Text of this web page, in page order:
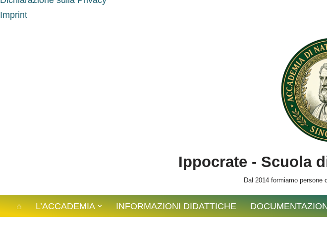
Imprint
Salta al
Ippocrate - Scuola
Dal 2014 formiamo persone
⌂ L’ACCADEMIA INFORMAZIONI DIDATTICHE